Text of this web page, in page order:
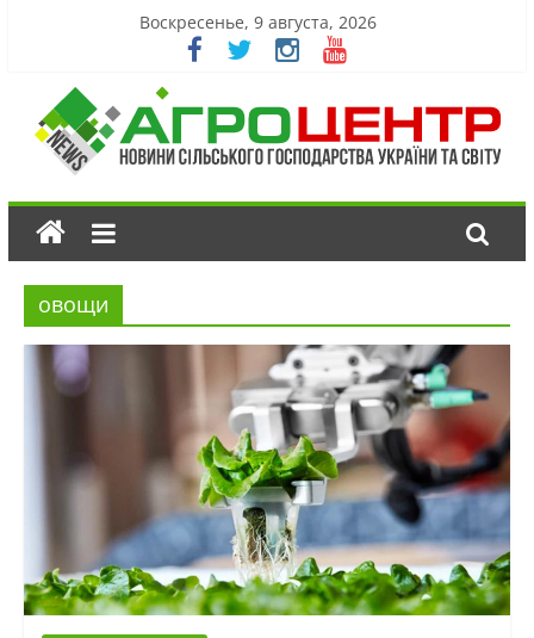
Воскресенье, 9 августа, 2026
овощи